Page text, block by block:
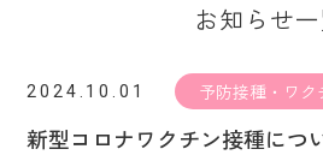
お知らせ
2024.10.01 予防接種・ワク
新型コロナワクチン接種につ